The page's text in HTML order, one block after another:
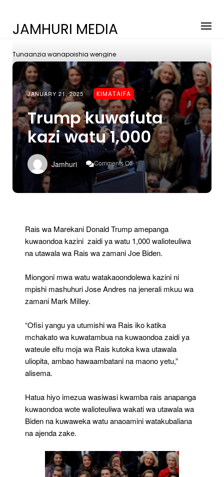
JAMHURI MEDIA
Tunaanzia wanapoishia wengine
JANUARY 21, 2025 KIMATAIFA
Trump kuwafuta
kazi watu 1,000
Jamhuri Comments Off
On
Trump
Kuwafuta
Rais wa Marekani Donald Trump amepanga
kuwaondoa kazini zaidi ya watu 1,000 walioteuliwa
na utawala wa Rais wa zamani Joe Biden.
Miongoni mwa watu watakaoondolewa kazini ni
mpishi mashuhuri Jose Andres na jenerali mkuu wa
zamani Mark Milley.
“Ofisi yangu ya utumishi wa Rais iko katika
mchakato wa kuwatambua na kuwaondoa zaidi ya
wateule elfu moja wa Rais kutoka kwa utawala
uliopita, ambao hawaambatani na maono yetu,”
alisema.
Hatua hiyo imezua wasiwasi kwamba rais anapanga
kuwaondoa wote walioteuliwa wakati wa utawala wa
Biden na kuwaweka watu anaoamini watakubaliana
na ajenda zake.